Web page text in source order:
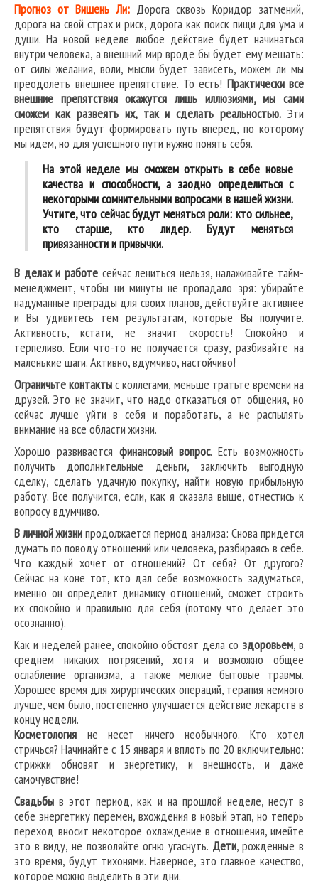
Прогноз от Вишень Ли: Дорога сквозь Коридор затмений,
дорога на свой страх и риск, дорога как поиск пищи для ума и
души. На новой неделе любое действие будет начинаться
внутри человека, а внешний мир вроде бы будет ему мешать:
от силы желания, воли, мысли будет зависеть, можем ли мы
преодолеть внешнее препятствие. То есть! Практически все
внешние препятствия окажутся лишь иллюзиями, мы сами
сможем как развеять их, так и сделать реальностью. Эти
препятствия будут формировать путь вперед, по которому
мы идем, но для успешного пути нужно понять себя.
На этой неделе мы сможем открыть в себе новые
качества и способности, а заодно определиться с
некоторыми сомнительными вопросами в нашей жизни.
Учтите, что сейчас будут меняться роли: кто сильнее,
кто старше, кто лидер. Будут меняться
привязанности и привычки.
В делах и работесейчас лениться нельзя, налаживайте тайм-
менеджмент, чтобы ни минуты не пропадало зря: убирайте
надуманные преграды для своих планов, действуйте активнее
и Вы удивитесь тем результатам, которые Вы получите.
Активность, кстати, не значит скорость! Спокойно и
терпеливо. Если что-то не получается сразу, разбивайте на
маленькие шаги. Активно, вдумчиво, настойчиво!
Ограничьте контактыс коллегами, меньше тратьте времени на
друзей. Это не значит, что надо отказаться от общения, но
сейчас лучше уйти в себя и поработать, а не распылять
внимание на все области жизни.
Хорошо развивается финансовый вопрос. Есть возможность
получить дополнительные деньги, заключить выгодную
сделку, сделать удачную покупку, найти новую прибыльную
работу. Все получится, если, как я сказала выше, отнестись к
вопросу вдумчиво.
В личной жизнипродолжается период анализа: Снова придется
думать по поводу отношений или человека, разбираясь в себе.
Что каждый хочет от отношений? От себя? От другого?
Сейчас на коне тот, кто дал себе возможность задуматься,
именно он определит динамику отношений, сможет строить
их спокойно и правильно для себя (потому что делает это
осознанно).
Как и неделей ранее, спокойно обстоят дела со здоровьем, в
среднем никаких потрясений, хотя и возможно общее
ослабление организма, а также мелкие бытовые травмы.
Хорошее время для хирургических операций, терапия немного
лучше, чем было, постепенно улучшается действие лекарств в
концу недели.
Косметология не несет ничего необычного. Кто хотел
стричься? Начинайте с 15 января и вплоть по 20 включительно:
стрижки обновят и энергетику, и внешность, и даже
самочувствие!
Свадьбы в этот период, как и на прошлой неделе, несут в
себе энергетику перемен, вхождения в новый этап, но теперь
переход вносит некоторое охлаждение в отношения, имейте
это в виду, не позволяйте огню угаснуть. Дети, рожденные в
это время, будут тихонями. Наверное, это главное качество,
которое можно выделить в эти дни.